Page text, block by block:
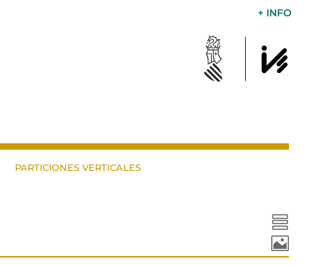
+ INFO
PARTICIONES VERTICALES

